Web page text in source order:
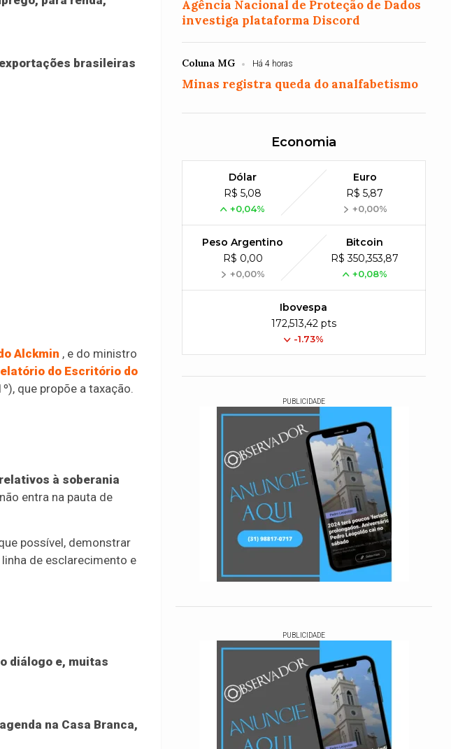
brasileiras
Alckmin , e do ministro
do Escritório do
que propõe a taxação.
à soberania
entra na pauta de
possível, demonstrar
de esclarecimento e
diálogo e, muitas
na Casa Branca,
Agência Nacional de Proteção de Dados
investiga plataforma Discord
Coluna MG Há 4 horas
Minas registra queda do analfabetismo
Economia
Dólar
R$ 5,08
+0,04%
Euro
R$ 5,87
+0,00%
Peso Argentino
R$ 0,00
+0,00%
Bitcoin
R$ 350,353,87
+0,08%
Ibovespa
172,513,42 pts
-1.73%
PUBLICIDADE
PUBLICIDADE